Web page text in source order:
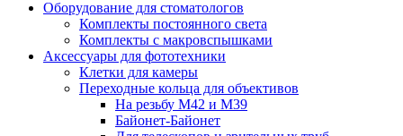
Оборудование для стоматологов
Комплекты постоянного света
Комплекты с макровспышками
Аксессуары для фототехники
Клетки для камеры
Переходные кольца для объективов
На резьбу М42 и М39
Байонет-Байонет